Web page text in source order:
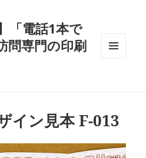
「電話1本で
問専門の印刷
イン見本 F-013